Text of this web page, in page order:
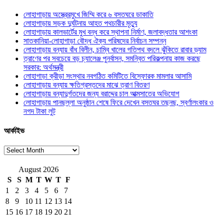
লোহাগাড়ায় অস্ত্রেরমুখে জিম্মি করে ৬ বসতঘরে ডাকাতি
লোহাগাড়ায় সড়ক দুর্ঘটনায় আহত পথচারীর মৃত্যু
লোহাগাড়ায় কালভার্টের মুখ বন্ধ করে স্থাপনা নির্মাণ, জলাবদ্ধতার আশংকা
সাতকানিয়া-লোহাগাড়া বৌদ্ধ ঐক্য পরিষদের নির্বাচন সম্পন্ন
লোহাগাড়ায় বন্যায় বাঁধ বিলীন, চাম্বি খালের গতিপথ বদলে ঝুঁকিতে রাবার ড্যাম
ত্রাণের পর সবচেয়ে বড় চ্যালেঞ্জ পুনর্বাসন, সমন্বিত পরিকল্পনায় কাজ করছে
সরকার: অর্থমন্ত্রী
লোহাগাড়া ক্রীড়া সংস্থার নবগঠিত কমিটিতে বিস্ফোরক মামলার আসামি
লোহাগাড়ায় বন্যায় ক্ষতিগ্রস্তদের মাঝে ত্রাণ বিতরণ
লোহাগাড়ায় বন্যাদুর্গতদের জন্য বরাদ্দের চাল আত্মসাতের অভিযোগ
লোহাগাড়ায় পানছল্লা অনুষ্ঠান শেষে ফিরে দেখেন বসতঘর তছনছ, স্বর্ণালংকার ও
নগদ টাকা লুট
আর্কাইভ
আর্কাইভ
August 2026
S
S M T W T F
1
2 3 4 5 6
7
8
9 10 11 12 13 14
15 16 17 18 19 20 21